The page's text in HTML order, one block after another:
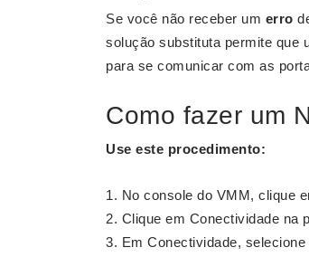
Se você não receber um erro
solução substituta permite que
para se comunicar com as
Como fazer um
Use este procedimento:
No console do VMM, clique
Clique em Conectividade na
Em Conectividade,